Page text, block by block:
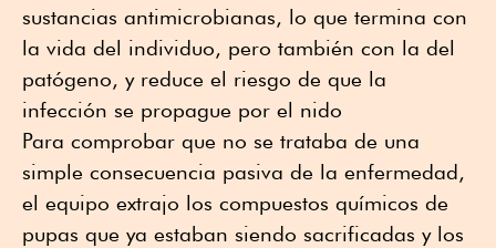
sustancias antimicrobianas, lo que termina con
la vida del individuo, pero también con la del
patógeno, y reduce el riesgo de que la
infección se propague por el nido
Para comprobar que no se trataba de una
simple consecuencia pasiva de la enfermedad,
el equipo extrajo los compuestos químicos de
pupas que ya estaban siendo sacrificadas y los